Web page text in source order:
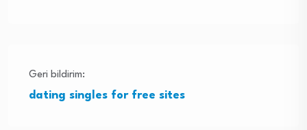
Geri bildirim:
dating singles for free sites